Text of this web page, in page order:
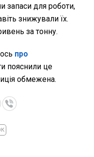
запаси для роботи,
знижували їх.
за тонну.
про
пояснили це
обмежена.